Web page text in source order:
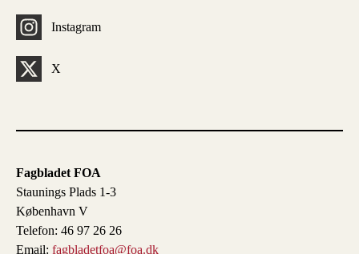
Fagbladet FOA
Staunings Plads 1-3
København V
Telefon: 46 97 26 26
Email: fagbladetfoa@foa.dk
Instagram
X